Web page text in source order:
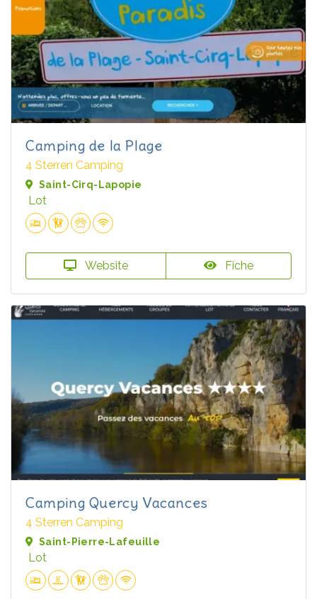
Camping de la Plage
4 Sterren Camping
Saint-Cirq-Lapopie
Lot
Website Fiche
Camping Quercy Vacances
4 Sterren Camping
Saint-Pierre-Lafeuille
Lot